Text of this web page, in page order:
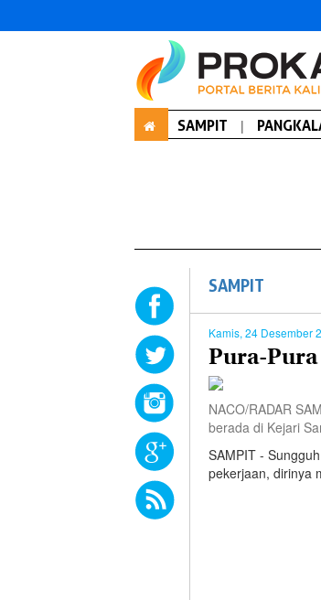
SAMPIT |
SAMPIT
Kamis, 24 Desember
Pura-Pura
NACO/RADAR
berada di Kejari
SAMPIT -
pekerjaan, dirinya